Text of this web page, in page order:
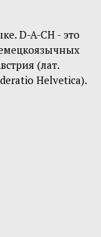
D-A-CH - это
(лат.
Helvetica).